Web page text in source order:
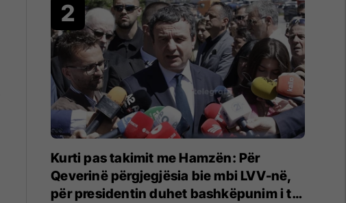
Kurti pas takimit me Hamzën: Për
Qeverinë përgjegjësia bie mbi LVV-në,
për presidentin duhet bashkëpunim i të